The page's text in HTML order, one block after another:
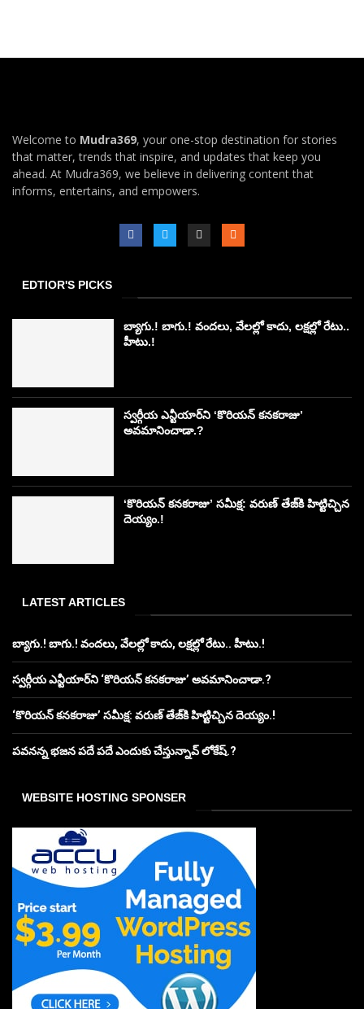
Welcome to Mudra369, your one-stop destination for stories
that matter, trends that inspire, and updates that keep you
ahead. At Mudra369, we believe in delivering content that
informs, entertains, and empowers.
EDTIOR'S PICKS
బ్యాగు.! బాగు.! వందలు, వేలల్లో కాదు, లక్షల్లో రేటు..
హీటు.!
స్వర్గీయ ఎన్టీయార్‌ని ‘కొరియన్ కనకరాజు’
అవమానించాడా.?
‘కొరియన్ కనకరాజు’ సమీక్ష: వరుణ్ తేజ్‌కి హిట్టిచ్చిన
దెయ్యం.!
LATEST ARTICLES
బ్యాగు.! బాగు.! వందలు, వేలల్లో కాదు, లక్షల్లో రేటు.. హీటు.!
స్వర్గీయ ఎన్టీయార్‌ని ‘కొరియన్ కనకరాజు’ అవమానించాడా.?
‘కొరియన్ కనకరాజు’ సమీక్ష: వరుణ్ తేజ్‌కి హిట్టిచ్చిన దెయ్యం.!
పవనన్న భజన పదే పదే ఎందుకు చేస్తున్నావ్ లోకేష్.?
WEBSITE HOSTING SPONSER